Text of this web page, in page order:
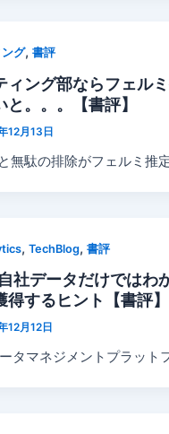
グ,書評
ィング部ならフェル
と。。。【書評】
12月13日
無駄の排除がフェルミ推
,TechBlog,書評
社データだけではわ
得するヒント【書評】
12月12日
タマネジメントプラット